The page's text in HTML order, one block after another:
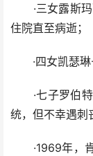
·三女露斯玛
住院直至病逝；
·四女凯瑟琳
·七子罗伯特
统，但不幸遇刺
·1969年，肯